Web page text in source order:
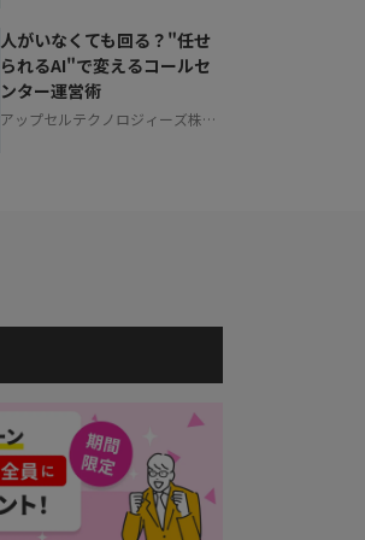
人がいなくても回る？"任せ
られるAI"で変えるコールセ
ンター運営術
アップセルテクノロジィーズ株式